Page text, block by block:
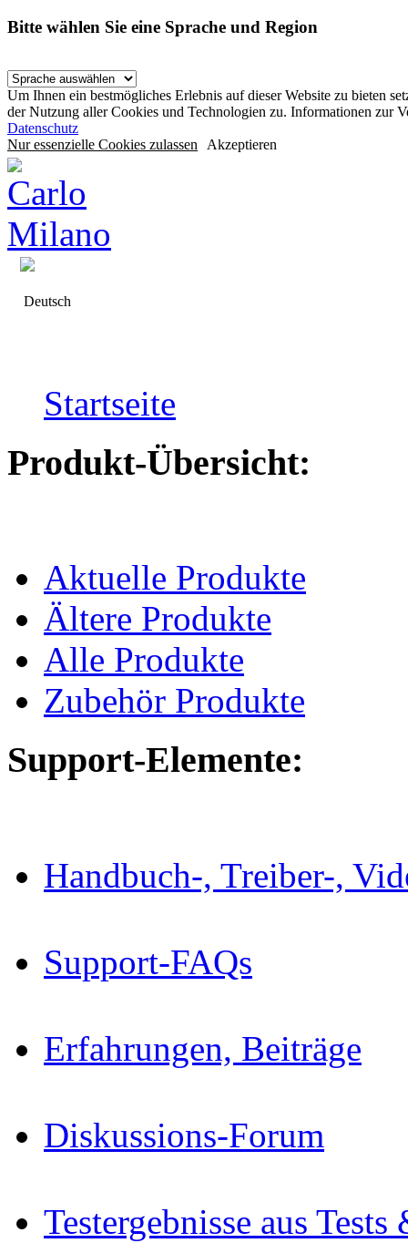
Bitte wählen Sie eine Sprache und Region
Um Ihnen ein bestmögliches Erlebnis auf dieser Website zu bieten
der Nutzung aller Cookies und Technologien zu. Informationen zur
Datenschutz
Nur essenzielle Cookies zulassen Akzeptieren
Deutsch
Startseite
Produkt-Übersicht:
Aktuelle Produkte
Ältere Produkte
Alle Produkte
Zubehör Produkte
Support-Elemente:
Handbuch-, Treiber-,
Support-FAQs
Erfahrungen, Beiträge
Diskussions-Forum
Testergebnisse aus